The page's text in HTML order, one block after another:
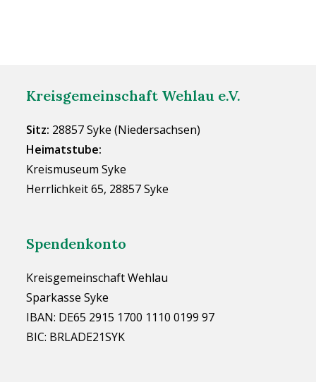
Kreisgemeinschaft Wehlau e.V.
Sitz: 28857 Syke (Niedersachsen)
Heimatstube:
Kreismuseum Syke
Herrlichkeit 65, 28857 Syke
Spendenkonto
Kreisgemeinschaft Wehlau
Sparkasse Syke
IBAN: DE65 2915 1700 1110 0199 97
BIC: BRLADE21SYK